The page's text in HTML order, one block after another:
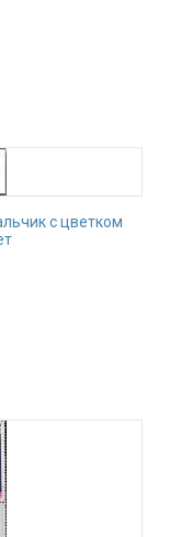
с цветком